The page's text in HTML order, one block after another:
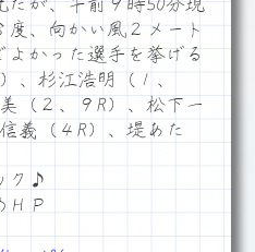
だが、午前９時50分現
、向かい風２メート
よかった選手を挙げる
、杉江浩明（１、
（２、９R）、松下一
義（４R）、堤あた
ク♪
ＨＰ